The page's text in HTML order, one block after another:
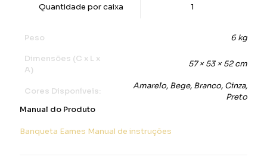
Quantidade por caixa 1
Peso 6 kg
Dimensões (C x L x
A)
57 × 53 × 52 cm
Cores Disponíveis:
Amarelo, Bege, Branco, Cinza,
Preto
Manual do Produto
Banqueta Eames Manual de instruções